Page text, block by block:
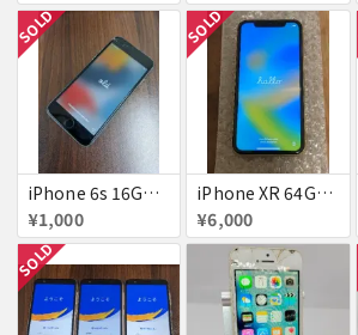
SOLD
iPhone 6s 16GB アクティベーションロック
¥1,000
SOLD
iPhone XR 64GB au 美品アクティベーションロック
¥6,000
SOLD